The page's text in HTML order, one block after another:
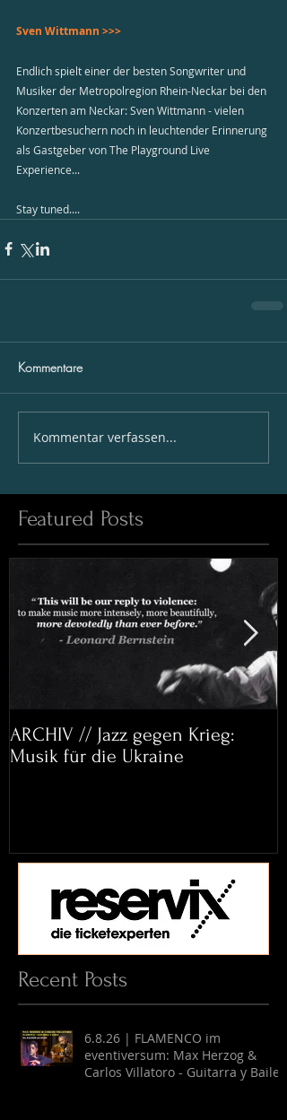
Sven Wittmann >>>
Endlich spielt einer der besten Songwriter und
Musiker der Metropolregion Rhein-Neckar bei den
Konzerten am Neckar: Sven Wittmann - vielen
Konzertbesuchern noch in leuchtender Erinnerung
als Gastgeber von The Playground Live
Experience...
Stay tuned....
Kommentare
Kommentar verfassen...
Featured Posts
ARCHIV // Jazz gegen Krieg:
Musik für die Ukraine
Recent Posts
6.8.26 | FLAMENCO im
eventiversum: Max Herzog &
Carlos Villatoro - Guitarra y Baile